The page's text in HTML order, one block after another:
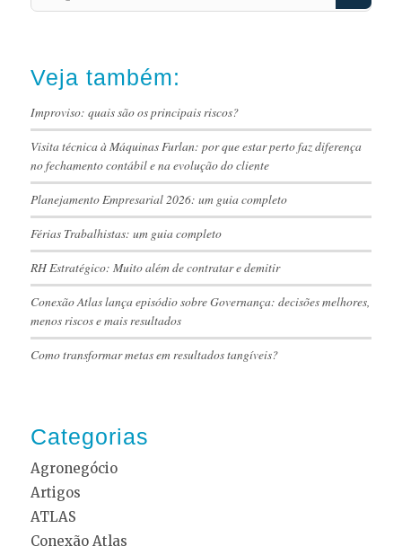
Veja também:
Improviso: quais são os principais riscos?
Visita técnica à Máquinas Furlan: por que estar perto faz diferença
no fechamento contábil e na evolução do cliente
Planejamento Empresarial 2026: um guia completo
Férias Trabalhistas: um guia completo
RH Estratégico: Muito além de contratar e demitir
Conexão Atlas lança episódio sobre Governança: decisões melhores,
menos riscos e mais resultados
Como transformar metas em resultados tangíveis?
Categorias
Agronegócio
Artigos
ATLAS
Conexão Atlas